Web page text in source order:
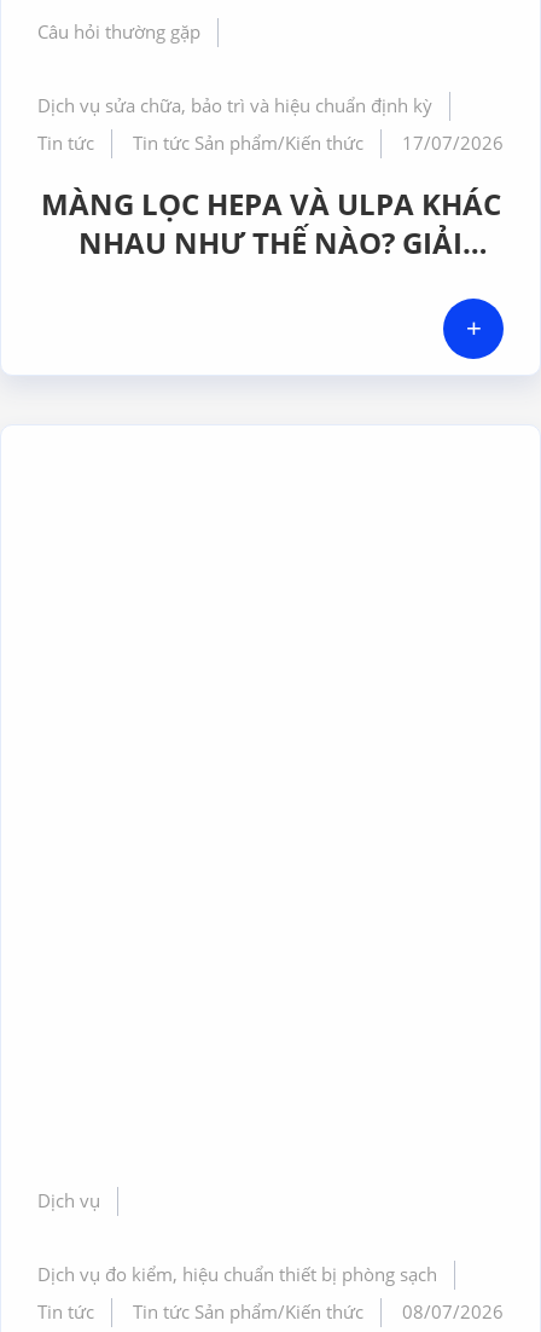
Câu hỏi thường gặp
Dịch vụ sửa chữa, bảo trì và hiệu chuẩn định kỳ
Tin tức
Tin tức Sản phẩm/Kiến thức 17/07/2026
MÀNG LỌC HEPA VÀ ULPA KHÁC
NHAU NHƯ THẾ NÀO? GIẢI
PHÒNG SẠCH DƯỢC PHẨM +
Dịch vụ
Dịch vụ đo kiểm, hiệu chuẩn thiết bị phòng sạch
Tin tức
Tin tức Sản phẩm/Kiến thức 08/07/2026